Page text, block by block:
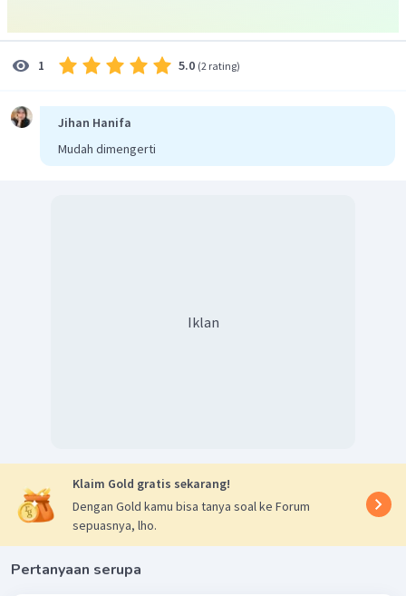
1 5.0 (2 rating)
Jihan Hanifa
Mudah dimengerti
Iklan
Klaim Gold gratis sekarang!
Dengan Gold kamu bisa tanya soal ke Forum
sepuasnya, lho.
Pertanyaan serupa